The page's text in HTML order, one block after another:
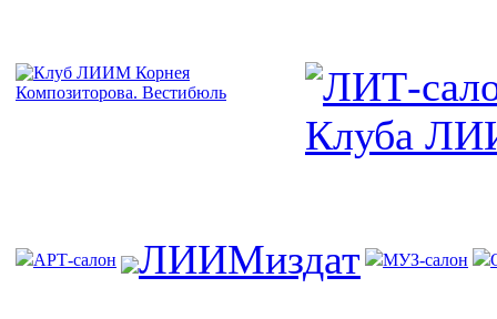
АРТ-салон ЛИИМиздат МУЗ-салон